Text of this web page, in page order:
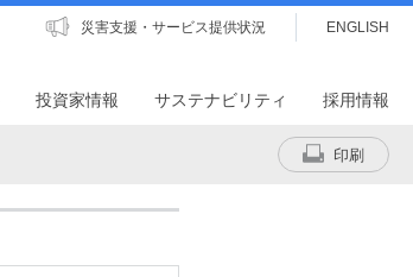
災害支援・サービス提供状況 ENGLISH
投資家情報 サステナビリティ 採用情報
印刷